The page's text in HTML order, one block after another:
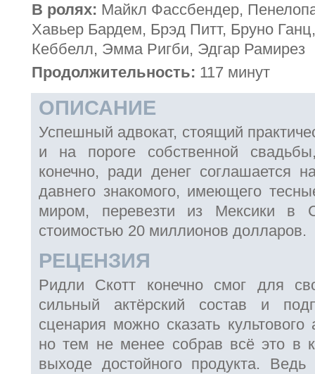
В ролях: Майкл Фассбендер,
Хавьер Бардем, Брэд Питт, Бруно
Кеббелл, Эмма Ригби, Эдгар Рамирез
Продолжительность: 117 минут
ОПИСАНИЕ
Успешный адвокат, стоящий
и на пороге собственной
конечно, ради денег соглашается
давнего знакомого, имеющего
миром, перевезти из Мексики в
стоимостью 20 миллионов долларов.
РЕЦЕНЗИЯ
Ридли Скотт конечно смог для
сильный актёрский состав и
сценария можно сказать культового
но тем не менее собрав всё это в
выходе достойного продукта.